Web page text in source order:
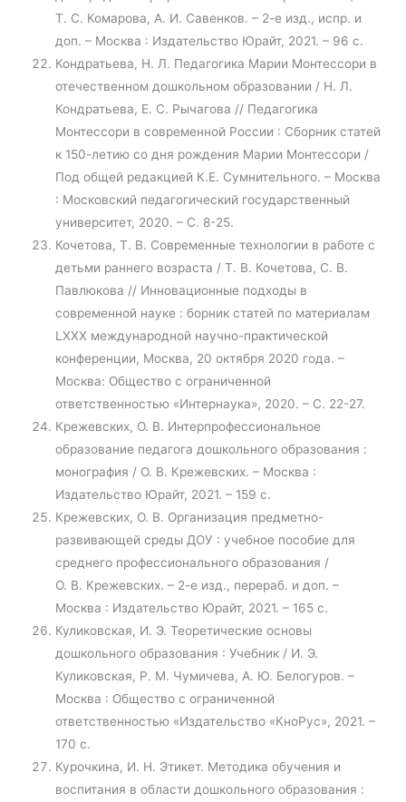
Т. С. Комарова, А. И. Савенков. – 2-е изд., испр. и
доп. – Москва : Издательство Юрайт, 2021. – 96 с.
Кондратьева, Н. Л. Педагогика Марии Монтессори в
отечественном дошкольном образовании / Н. Л.
Кондратьева, Е. С. Рычагова // Педагогика
Монтессори в современной России : Сборник статей
к 150-летию со дня рождения Марии Монтессори /
Под общей редакцией К.Е. Сумнительного. – Москва
: Московский педагогический государственный
университет, 2020. – С. 8-25.
Кочетова, Т. В. Современные технологии в работе с
детьми раннего возраста / Т. В. Кочетова, С. В.
Павлюкова // Инновационные подходы в
современной науке : борник статей по материалам
LXXX международной научно-практической
конференции, Москва, 20 октября 2020 года. –
Москва: Общество с ограниченной
ответственностью «Интернаука», 2020. – С. 22-27.
Крежевских, О. В. Интерпрофессиональное
образование педагога дошкольного образования :
монография / О. В. Крежевских. – Москва :
Издательство Юрайт, 2021. – 159 с.
Крежевских, О. В. Организация предметно-
развивающей среды ДОУ : учебное пособие для
среднего профессионального образования /
О. В. Крежевских. – 2-е изд., перераб. и доп. –
Москва : Издательство Юрайт, 2021. – 165 с.
Куликовская, И. Э. Теоретические основы
дошкольного образования : Учебник / И. Э.
Куликовская, Р. М. Чумичева, А. Ю. Белогуров. –
Москва : Общество с ограниченной
ответственностью «Издательство «КноРус», 2021. –
170 с.
Курочкина, И. Н. Этикет. Методика обучения и
воспитания в области дошкольного образования :